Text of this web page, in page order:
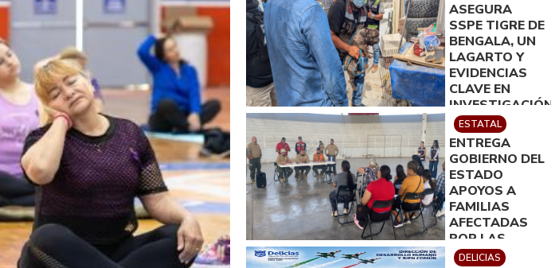
ASEGURA
SSPE TIGRE DE
BENGALA, UN
LAGARTO Y
EVIDENCIAS
CLAVE EN
INVESTIGACIÓN
POR
HOMICIDIO EN
CIUDAD
JUÁREZ; EN
CATEO
INSTRUIDO
POR GILBERTO
LOYA
ESTATAL
ENTREGA
GOBIERNO DEL
ESTADO
APOYOS A
FAMILIAS
AFECTADAS
POR LAS
LLUVIAS EN
DELICIAS